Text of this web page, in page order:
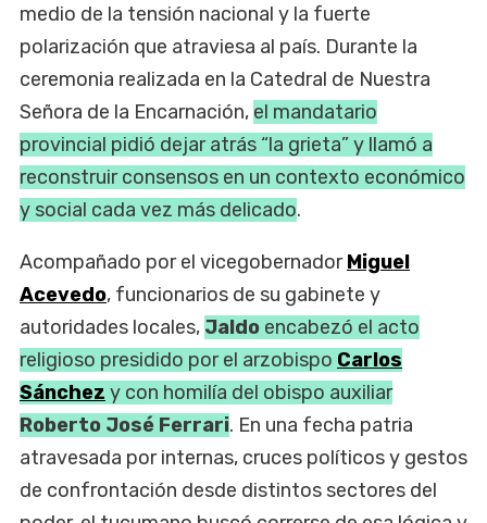
medio de la tensión nacional y la fuerte
polarización que atraviesa al país. Durante la
ceremonia realizada en la Catedral de Nuestra
Señora de la Encarnación, el mandatario
provincial pidió dejar atrás “la grieta” y llamó a
reconstruir consensos en un contexto económico
y social cada vez más delicado.
Acompañado por el vicegobernadorMiguel
Acevedo, funcionarios de su gabinete y
autoridades locales, Jaldo encabezó el acto
religioso presidido por el arzobispo Carlos
Sánchez y con homilía del obispo auxiliar
Roberto José Ferrari. En una fecha patria
atravesada por internas, cruces políticos y gestos
de confrontación desde distintos sectores del